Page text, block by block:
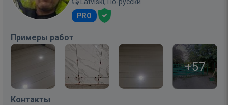
PRO
Примеры работ
+57
Контакты